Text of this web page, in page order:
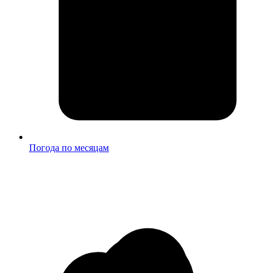
Погода по месяцам